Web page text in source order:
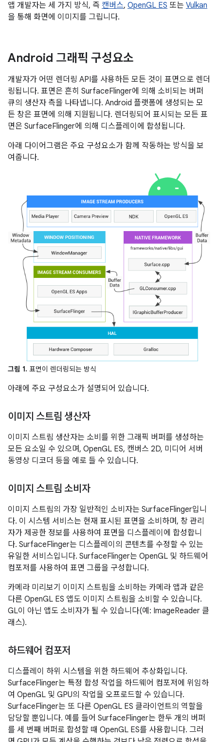
앱 개발자는 세 가지 방식, 즉 캔버스, OpenGL ES 또는 Vulkan
을 통해 화면에 이미지를 그립니다.
Android 그래픽 구성요소
개발자가 어떤 렌더링 API를 사용하든 모든 것이 표면으로 렌더
링됩니다. 표면은 흔히 SurfaceFlinger에 의해 소비되는 버퍼
큐의 생산자 측을 나타냅니다. Android 플랫폼에 생성되는 모
든 창은 표면에 의해 지원됩니다. 렌더링되어 표시되는 모든 표
면은 SurfaceFlinger에 의해 디스플레이에 합성됩니다.
아래 다이어그램은 주요 구성요소가 함께 작동하는 방식을 보
여줍니다.
그림 1. 표면이 렌더링되는 방식
아래에 주요 구성요소가 설명되어 있습니다.
이미지 스트림 생산자
이미지 스트림 생산자는 소비를 위한 그래픽 버퍼를 생성하는
모든 요소일 수 있으며, OpenGL ES, 캔버스 2D, 미디어 서버
동영상 디코더 등을 예로 들 수 있습니다.
이미지 스트림 소비자
이미지 스트림의 가장 일반적인 소비자는 SurfaceFlinger입니
다. 이 시스템 서비스는 현재 표시된 표면을 소비하며, 창 관리
자가 제공한 정보를 사용하여 표면을 디스플레이에 합성합니
다. SurfaceFlinger는 디스플레이의 콘텐츠를 수정할 수 있는
유일한 서비스입니다. SurfaceFlinger는 OpenGL 및 하드웨어
컴포저를 사용하여 표면 그룹을 구성합니다.
카메라 미리보기 이미지 스트림을 소비하는 카메라 앱과 같은
다른 OpenGL ES 앱도 이미지 스트림을 소비할 수 있습니다.
GL이 아닌 앱도 소비자가 될 수 있습니다(예: ImageReader 클
래스).
하드웨어 컴포저
디스플레이 하위 시스템을 위한 하드웨어 추상화입니다.
SurfaceFlinger는 특정 합성 작업을 하드웨어 컴포저에 위임하
여 OpenGL 및 GPU의 작업을 오프로드할 수 있습니다.
SurfaceFlinger는 또 다른 OpenGL ES 클라이언트의 역할을
담당할 뿐입니다. 예를 들어 SurfaceFlinger는 한두 개의 버퍼
를 세 번째 버퍼로 합성할 때 OpenGL ES를 사용합니다. 그러